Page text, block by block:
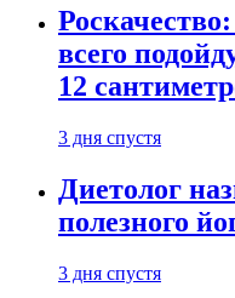
всего
12
3 дня спустя
Диетолог
полезного
3 дня спустя